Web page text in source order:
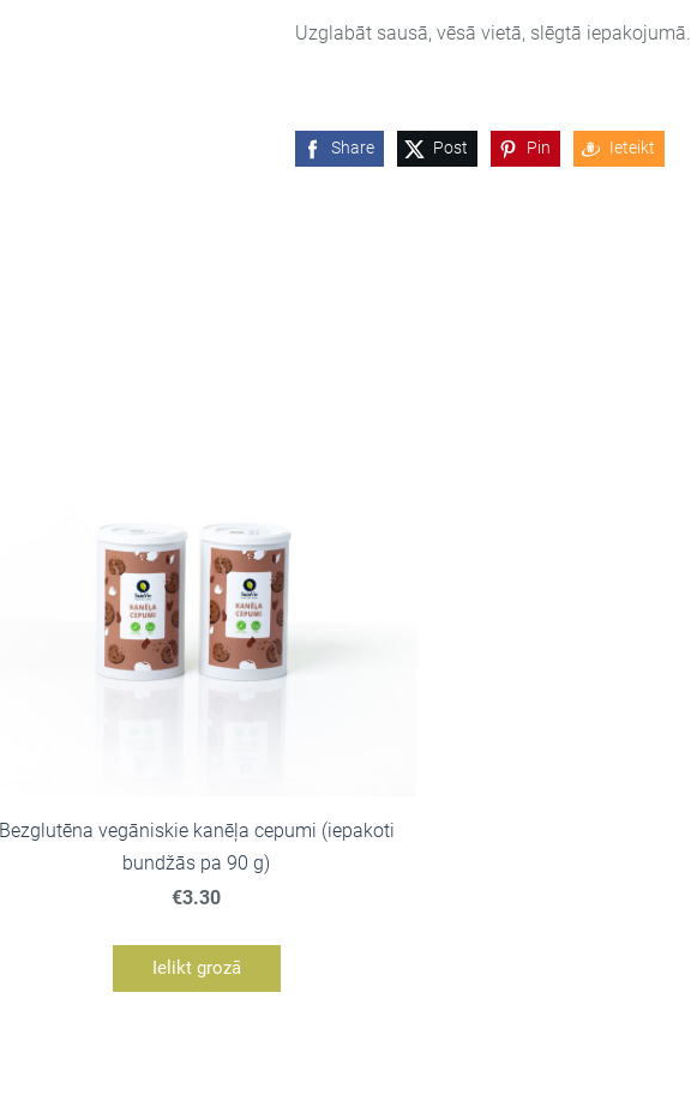
Uzglabāt sausā, vēsā vietā, slēgtā iepakojumā.
Share Post Pin Ieteikt
Bezglutēna vegāniskie kanēļa cepumi (iepakoti
bundžās pa 90 g)
€3.30
Ielikt grozā